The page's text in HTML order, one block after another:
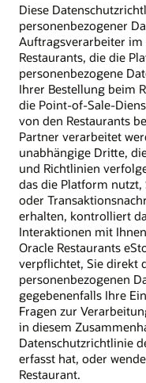
Diese
personenbezogener
Auftragsverarbeiter
Restaurants, die die
personenbezogene
Ihrer Bestellung beim
die Point-of-Sale-
von den Restaurants
Partner verarbeitet
unabhängige Dritte,
und Richtlinien
das die Platform
oder
erhalten, kontrolliert
Interaktionen mit
Oracle Restaurants
verpflichtet, Sie direkt
personenbezogenen
gegebenenfalls Ihre
Fragen zur
in diesem
Datenschutzrichtlinie
erfasst hat, oder
Restaurant.